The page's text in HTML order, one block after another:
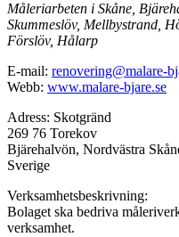
Måleriarbeten i Skåne,
Skummeslöv, Mellbystrand,
Förslöv, Hålarp
E-mail: renovering@malare-
Webb: www.malare-bjare.se
Adress: Skotgränd
269 76 Torekov
Bjärehalvön, Nordvästra
Sverige
Verksamhetsbeskrivning:
Bolaget ska bedriva
verksamhet.